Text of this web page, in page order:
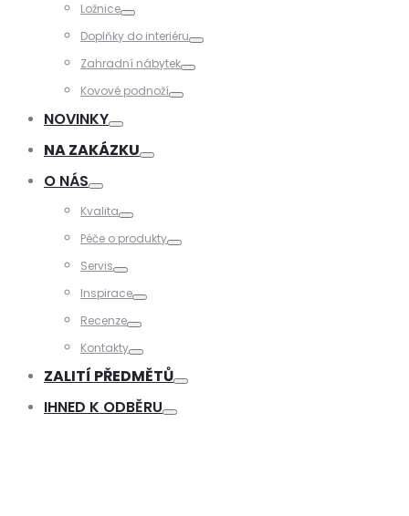
Ložnice
Doplňky do interiéru
Zahradní nábytek
Kovové podnoží
NOVINKY
NA ZAKÁZKU
O NÁS
Kvalita
Péče o produkty
Servis
Inspirace
Recenze
Kontakty
Toggle
ZALITÍ PŘEDMĚTŮ
IHNED K ODBĚRU